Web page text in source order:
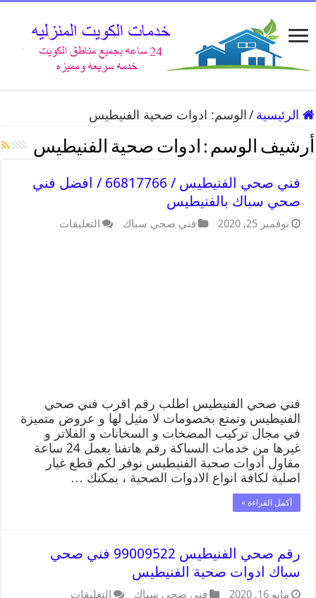
الرئيسية / الوسم: ادوات صحية الفنيطيس
أرشيف الوسم : ادوات صحية الفنيطيس
فني صحي الفنيطيس / 66817766 / افضل فني
صحي سباك بالفنيطيس
نوفمبر 25, 2020 فني صحي سباك التعليقات
فني صحي الفنيطيس اطلب رقم اقرب فني صحي
الفنيطيس وتمتع بخصومات لا مثيل لها و عروض متميزة
في مجال تركيب المضخات و السخانات و الفلاتر و
غيرها من خدمات السباكة رقم هاتفنا يعمل 24 ساعة
مقاول أدوات صحية الفنيطيس نوفر لكم قطع غيار
اصلية لكافة انواع الادوات الصحية ، يمكنك …
أكمل القراءة »
رقم صحي الفنيطيس 99009522 فني صحي
سباك ادوات صحية الفنيطيس
مايو 16, 2020 فني صحي سباك التعليقات